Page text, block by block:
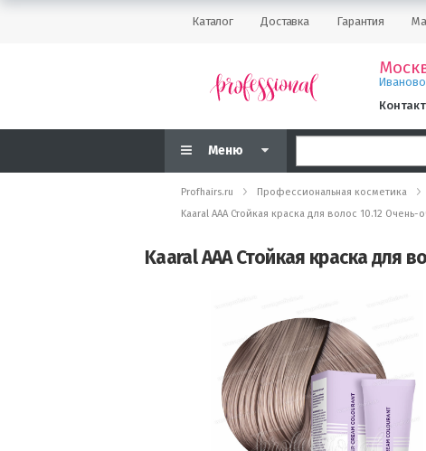
Каталог Доставка Гарантия
Иваново
Меню
Profhairs.ru Профессиональная косметика
Kaaral AAA Стойкая краска для волос 10.12
Kaaral AAA Стойкая краска для